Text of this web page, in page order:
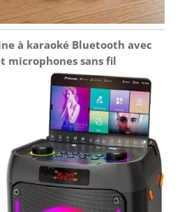
à karaoké Bluetooth avec
microphones sans fil